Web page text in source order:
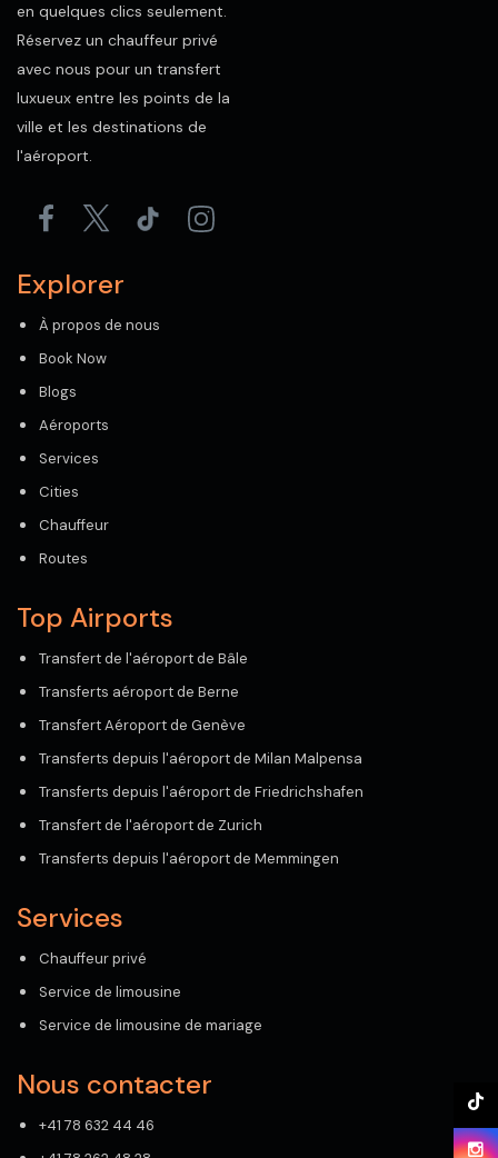
en quelques clics seulement.
Réservez un chauffeur privé
avec nous pour un transfert
luxueux entre les points de la
ville et les destinations de
l'aéroport.
Explorer
À propos de nous
Book Now
Blogs
Aéroports
Services
Cities
Chauffeur
Routes
Top Airports
Transfert de l'aéroport de Bâle
Transferts aéroport de Berne
Transfert Aéroport de Genève
Transferts depuis l'aéroport de Milan Malpensa
Transferts depuis l'aéroport de Friedrichshafen
Transfert de l'aéroport de Zurich
Transferts depuis l'aéroport de Memmingen
Services
Chauffeur privé
Service de limousine
Service de limousine de mariage
Nous contacter
+41 78 632 44 46